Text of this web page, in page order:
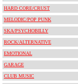
HARD CORE/CRUST
MELODIC/POP PUNK
SKA/PSYCHOBILLY
ROCK/ALTERNATIVE
EMOTIONAL
GARAGE
CLUB MUSIC